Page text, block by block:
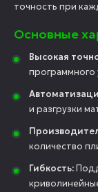
точность при
Основные
Высокая
программного
и разгрузки
количество
Гибкость: